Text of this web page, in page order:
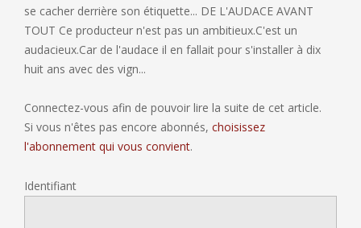
se cacher derrière son étiquette... DE L'AUDACE AVANT
TOUT Ce producteur n'est pas un ambitieux.C'est un
audacieux.Car de l'audace il en fallait pour s'installer à dix
huit ans avec des vign...
Connectez-vous afin de pouvoir lire la suite de cet article.
Si vous n'êtes pas encore abonnés, choisissez
l'abonnement qui vous convient.
Identifiant